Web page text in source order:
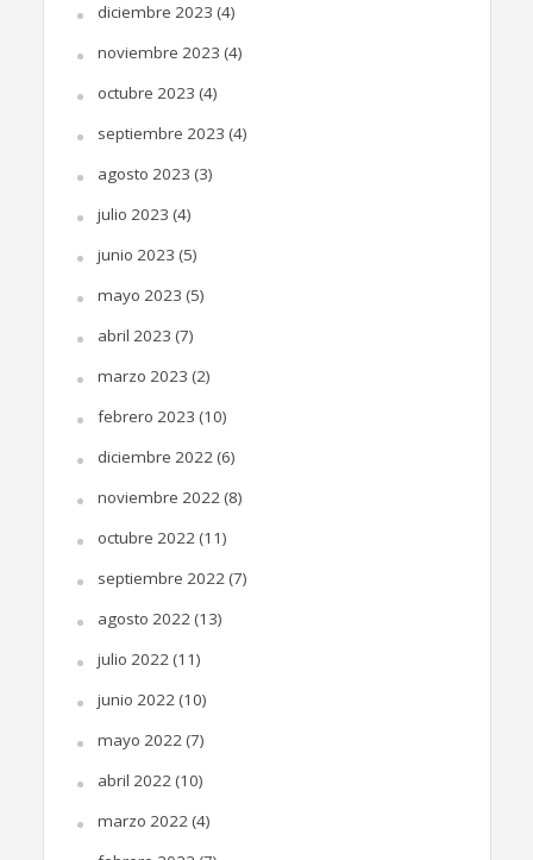
diciembre 2023 (4)
noviembre 2023 (4)
octubre 2023 (4)
septiembre 2023 (4)
agosto 2023 (3)
julio 2023 (4)
junio 2023 (5)
mayo 2023 (5)
abril 2023 (7)
marzo 2023 (2)
febrero 2023 (10)
diciembre 2022(6)
noviembre 2022(8)
octubre 2022(11)
septiembre 2022(7)
agosto 2022(13)
julio 2022(11)
junio 2022(10)
mayo 2022(7)
abril 2022(10)
marzo 2022(4)